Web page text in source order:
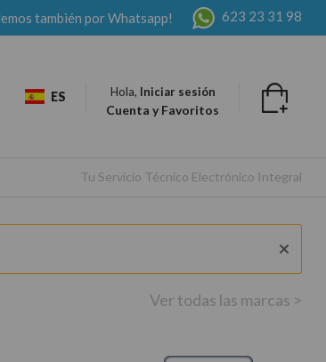
también por Whatsapp! 623 23 31 98
ES Hola, Iniciar sesión
Cuenta y Favoritos
Tu Servicio Técnico Electrónico Integral
Ver todas las marcas >